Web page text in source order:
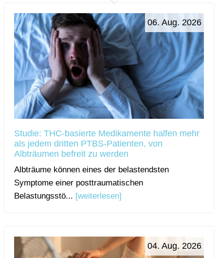
06. Aug. 2026
Studie: THC-basierte Medikamente halfen mehr
als jedem dritten PTBS-Patienten, von
Albträumen befreit zu werden
Albträume können eines der belastendsten
Symptome einer posttraumatischen
Belastungsstö... [weiterlesen]
04. Aug. 2026